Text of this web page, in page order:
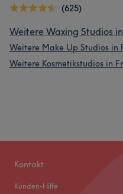
(625)
Weitere Waxing Studios
Weitere Make Up Studios in
Weitere Kosmetikstudios in
Kontakt
Kunden-Hilfe